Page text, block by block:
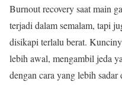
Burnout recovery saat main
terjadi dalam semalam, tapi
disikapi terlalu berat.
lebih awal, mengambil jeda
dengan cara yang lebih sadar